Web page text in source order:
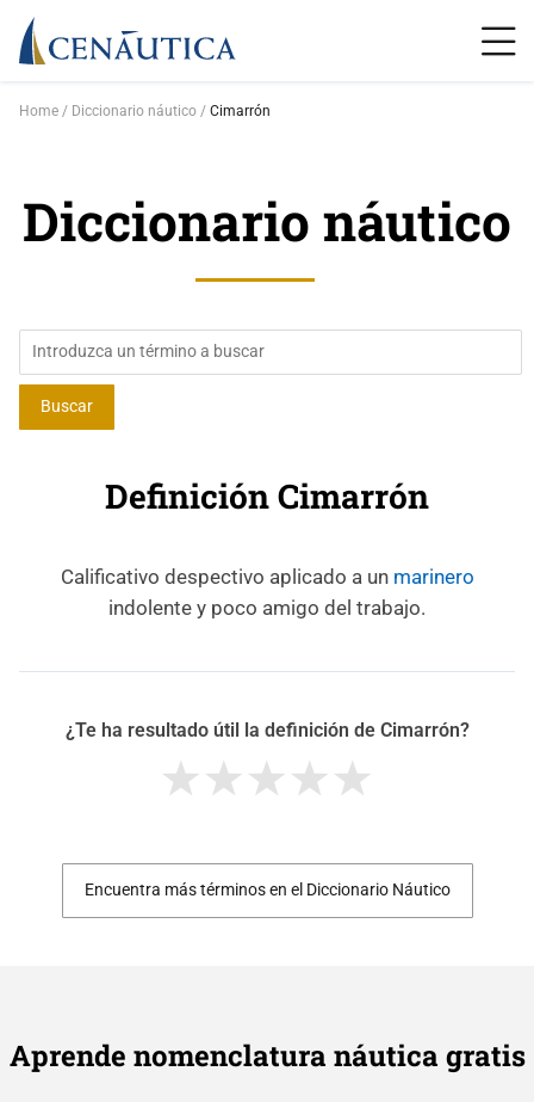
Home Diccionario náutico Cimarrón
Diccionario náutico
Definición Cimarrón
Calificativo despectivo aplicado a un marinero
indolente y poco amigo del trabajo.
¿Te ha resultado útil la definición de Cimarrón?
Encuentra más términos en el Diccionario Náutico
Aprende nomenclatura náutica gratis